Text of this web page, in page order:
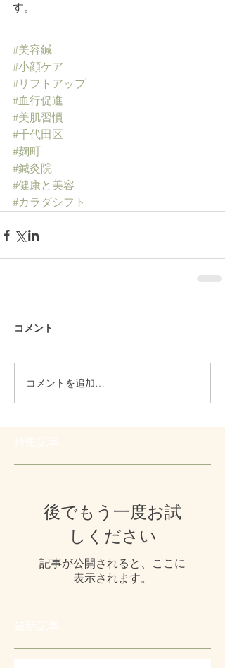
す。
#美容鍼
#小顔ケア
#リフトアップ
#血行促進
#美肌習慣
#千代田区
#麹町
#鍼灸院
#健康と美容
#カラダシフト
コメント
コメントを追加…
後でもう一度お試
しください
記事が公開されると、ここに
表示されます。